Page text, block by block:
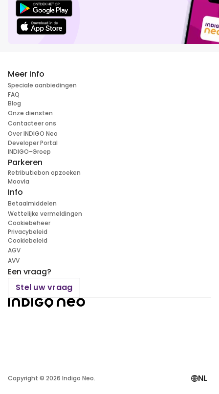
Meer info
Speciale aanbiedingen
FAQ
Blog
Onze diensten
Contacteer ons
Over INDIGO Neo
Developer Portal
INDIGO-Groep
Parkeren
Retributiebon opzoeken
Moovia
Info
Betaalmiddelen
Wettelijke vermeldingen
Cookiebeheer
Privacybeleid
Cookiebeleid
AGV
AVV
Een vraag?
Stel uw vraag
Copyright © 2026 Indigo Neo. NL